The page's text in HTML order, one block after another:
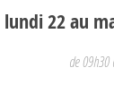
lundi22au
de 09h30